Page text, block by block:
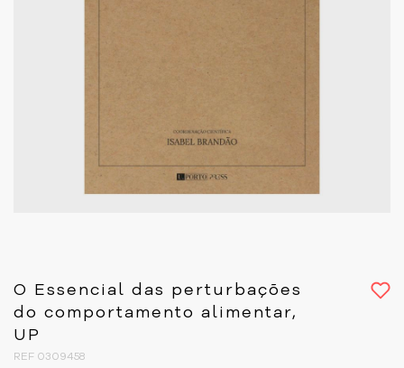
O Essencial das perturbações
do comportamento alimentar,
UP
REF 0309458